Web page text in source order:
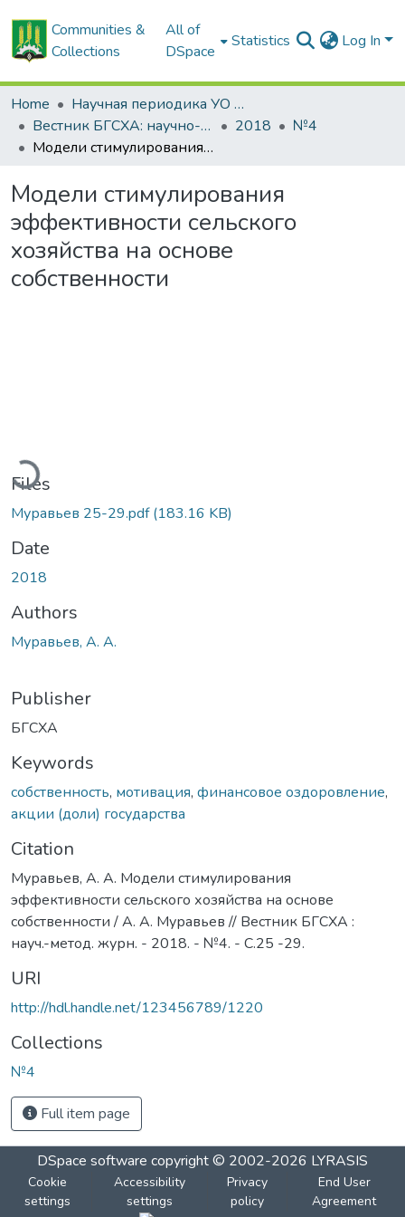
Communities &
Collections
All of
DSpace
Statistics Log In
Home
Научная периодика УО БГСХА
Вестник БГСХА: научно-методический журнал Белорусской государственной сельскохозяйственной академии
2018
№4
Модели стимулирования эффективности сельского хозяйства на основе собственности
Модели стимулирования
эффективности сельского
хозяйства на основе
собственности
Files
Муравьев 25-29.pdf(183.16 KB)
Date
2018
Authors
Муравьев, А. А.
Publisher
БГСХА
Keywords
собственность, мотивация, финансовое оздоровление,
акции (доли) государства
Citation
Муравьев, А. А. Модели стимулирования
эффективности сельского хозяйства на основе
собственности / А. А. Муравьев // Вестник БГСХА :
науч.-метод. журн. - 2018. - №4. - С.25 -29.
URI
http://hdl.handle.net/123456789/1220
Collections
№4
Full item page
DSpace software copyright © 2002-2026 LYRASIS
Cookie
settings
Accessibility
settings
Privacy
policy
End User
Agreement